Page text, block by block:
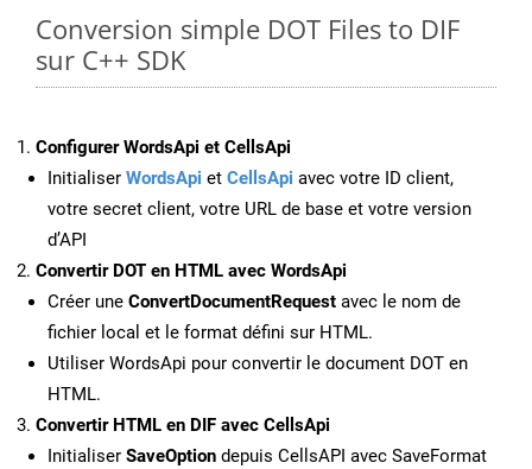
Conversion simple DOT Files to DIF
sur C++ SDK
Configurer WordsApi et CellsApi
Initialiser WordsApi et CellsApi avec votre ID client,
votre secret client, votre URL de base et votre version
d’API
Convertir DOT en HTML avec WordsApi
Créer une ConvertDocumentRequest avec le nom de
fichier local et le format défini sur HTML.
Utiliser WordsApi pour convertir le document DOT en
HTML.
Convertir HTML en DIF avec CellsApi
Initialiser SaveOption depuis CellsAPI avec SaveFormat